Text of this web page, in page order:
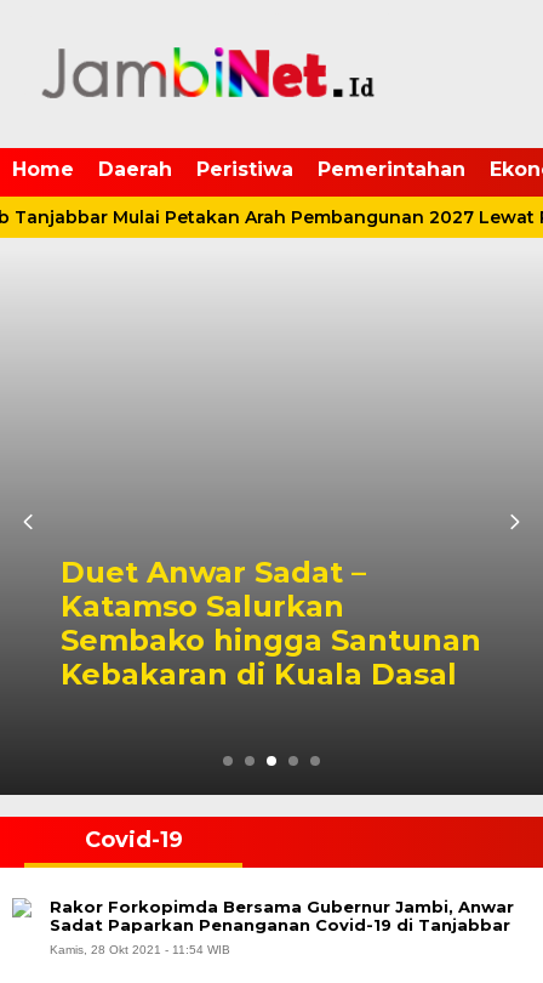
Home Daerah Peristiwa Pemerintahan
Mulai Petakan Arah Pembangunan 2027 Lewat
Duet Anwar Sadat –
Katamso Salurkan
Sembako hingga Santunan
Kebakaran di Kuala Dasal
Covid-19
Rakor Forkopimda Bersama Gubernur Jambi, Anwar
Sadat Paparkan Penanganan Covid-19 di Tanjabbar
Kamis, 28 Okt 2021 - 11:54 WIB